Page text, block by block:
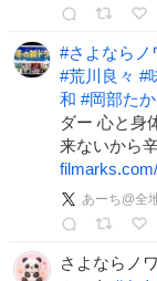
#さよならノ
#荒川良々 #
和 #岡部た
ダー 心と身
来ないから
あーち@全
さよならノ